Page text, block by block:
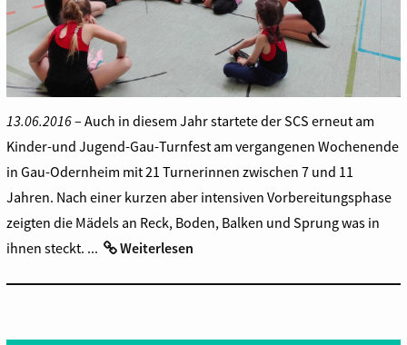
13.06.2016– Auch in diesem Jahr startete der SCS erneut am
Kinder-und Jugend-Gau-Turnfest am vergangenen Wochenende
in Gau-Odernheim mit 21 Turnerinnen zwischen 7 und 11
Jahren. Nach einer kurzen aber intensiven Vorbereitungsphase
zeigten die Mädels an Reck, Boden, Balken und Sprung was in
ihnen steckt. ...
Weiterlesen